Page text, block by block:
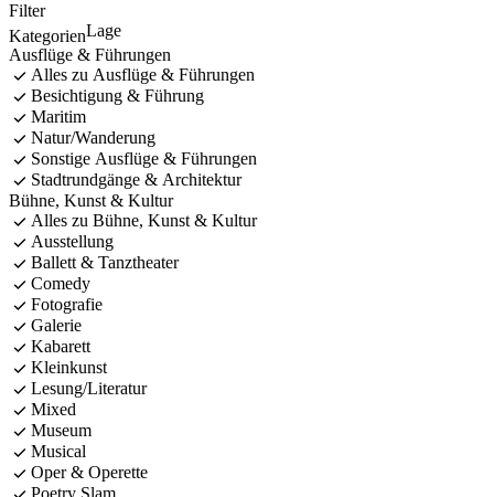
Filter
KategorienLage
Ausflüge & Führungen
Alles zu Ausflüge & Führungen
Besichtigung & Führung
Maritim
Natur/Wanderung
Sonstige Ausflüge & Führungen
Stadtrundgänge & Architektur
Bühne, Kunst & Kultur
Alles zu Bühne, Kunst & Kultur
Ausstellung
Ballett & Tanztheater
Comedy
Fotografie
Galerie
Kabarett
Kleinkunst
Lesung/Literatur
Mixed
Museum
Musical
Oper & Operette